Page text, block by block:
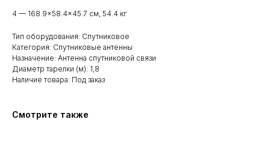
4 — 168.9×58.4×45.7 см, 54.4 кг
Тип оборудования: Спутниковое
Категория: Спутниковые антенны
Назначение: Антенна спутниковой связи
Диаметр тарелки (м): 1,8
Наличие товара: Под заказ
Смотрите также